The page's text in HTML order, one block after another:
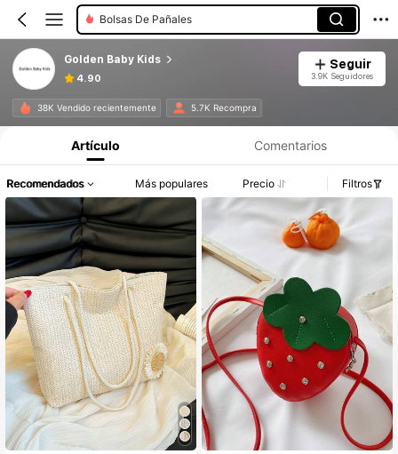
Bolsas De Pañales
Golden Baby Kids
4.90
Seguir
3.9K Seguidores
38K Vendido recientemente 5.7K Recompra
Artículo Comentarios
Recomendados Más populares Precio Filtros